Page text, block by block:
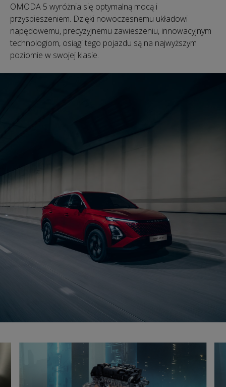
OMODA 5 wyróżnia się optymalną mocą i
przyspieszeniem. Dzięki nowoczesnemu układowi
napędowemu, precyzyjnemu zawieszeniu, innowacyjnym
technologiom, osiągi tego pojazdu są na najwyższym
poziomie w swojej klasie.